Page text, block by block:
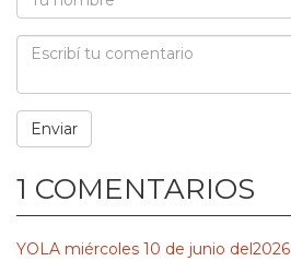
1 COMENTARIOS
YOLA miércoles 10 de junio del2026